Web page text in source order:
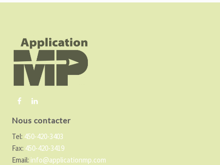
Nous contacter
Tel: 450-420-3403
Fax: 450-420-3419
Email: info@applicationmp.com